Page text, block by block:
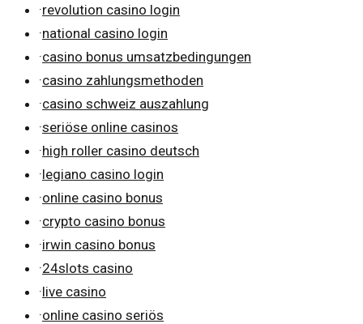
·revolution casino login
·national casino login
·casino bonus umsatzbedingungen
·casino zahlungsmethoden
·casino schweiz auszahlung
·seriöse online casinos
·high roller casino deutsch
·legiano casino login
·online casino bonus
·crypto casino bonus
·irwin casino bonus
·24slots casino
·live casino
·online casino seriös